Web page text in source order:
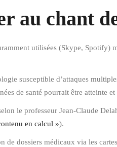
au chant
utilisées (Skype, Spotify)
susceptible d’attaques
de santé pourrait être atteinte
le professeur Jean-Claude
en calcul »).
de dossiers médicaux via les